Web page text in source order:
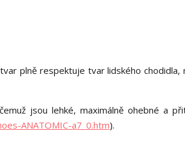
plně respektuje tvar lidského chodidla,
jsou lehké, maximálně ohebné a
ANATOMIC-a7_0.htm).